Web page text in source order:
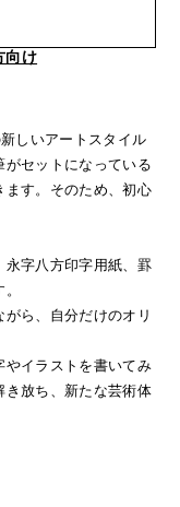
向け
しいアートスタイル
がセットになっている
ます。そのため、初心
永字八方印字用紙、罫
ら、自分だけのオリ
やイラストを書いてみ
き放ち、新たな芸術体